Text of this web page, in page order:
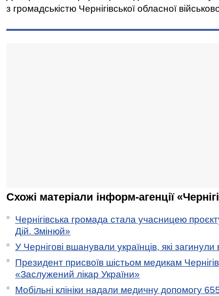
з громадськістю Чернігівської обласної
Схожі матеріали інформ-агенції
Чернігівська громада стала учасницею
Дій. Змінюй»
У Чернігові вшанували українців, які загинули
Президент присвоїв шістьом медикам
«Заслужений лікар України»
Мобільні клініки надали медичну допомогу